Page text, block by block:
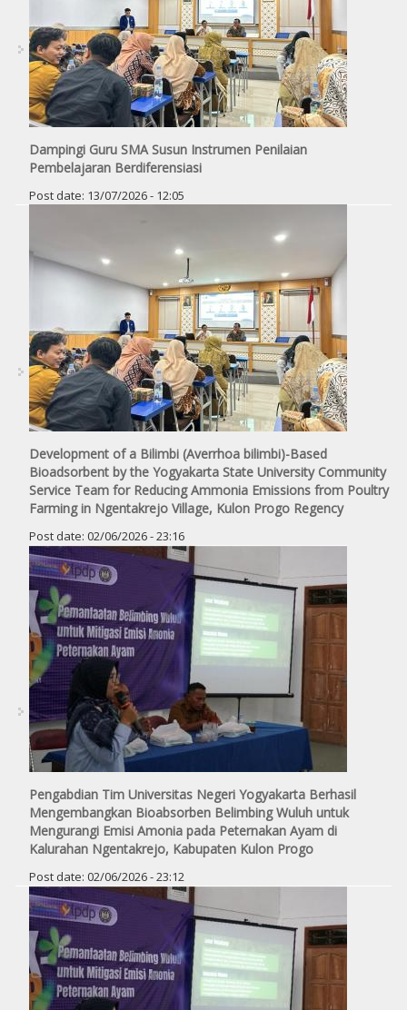
Dampingi Guru SMA Susun Instrumen Penilaian
Pembelajaran Berdiferensiasi
Post date: 13/07/2026 - 12:05
Development of a Bilimbi (Averrhoa bilimbi)-Based
Bioadsorbent by the Yogyakarta State University Community
Service Team for Reducing Ammonia Emissions from Poultry
Farming in Ngentakrejo Village, Kulon Progo Regency
Post date: 02/06/2026 - 23:16
Pengabdian Tim Universitas Negeri Yogyakarta Berhasil
Mengembangkan Bioabsorben Belimbing Wuluh untuk
Mengurangi Emisi Amonia pada Peternakan Ayam di
Kalurahan Ngentakrejo, Kabupaten Kulon Progo
Post date: 02/06/2026 - 23:12